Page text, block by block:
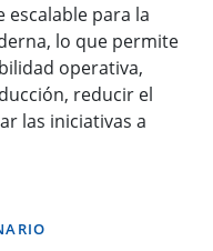
escalable para la
lo que permite
operativa,
reducir el
las iniciativas a